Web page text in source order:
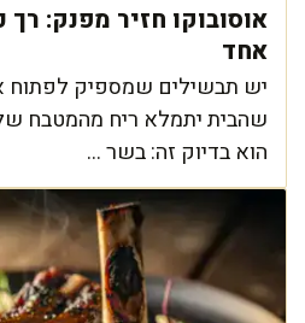
אוסובוקו חזיר מפנק:
אחד
יש תבשילים שמספיק
שהבית יתמלא ריח מהמטבח
הוא בדיוק זה: בשר ...